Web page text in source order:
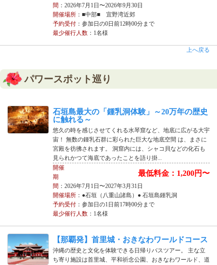
間 ：2026年7月1日〜2026年9月30日
開催場所：■中部■ 宜野湾近郊
予約受付：参加日の0日前12時00分まで
最少催行人数：1名様
上へ戻る
パワースポット巡り
石垣島最大の「鍾乳洞体験」～20万年の歴史
に触れる～
悠久の時を感じさせてくれる水琴窟など、地底に広がる大宇
宙！ 無数の鍾乳石群に彩られた巨大な地底空間 は、まさに
宮殿を彷彿されます。 洞窟内には、シャコ貝などの化石も
見られかつて海底であったことを語り掛...
最低料金：1,200円〜
開催
期
間 ：2026年7月1日〜2027年3月31日
開催場所：●石垣（八重山諸島）● 石垣島鍾乳洞
予約受付：参加日の1日前17時00分まで
最少催行人数：1名様
【那覇発】首里城・おきなわワールドコース
沖縄の歴史と文化を体験できる日帰りバスツアー。 主な立
ち寄り施設は首里城、平和祈念公園、おきなわワールド、道